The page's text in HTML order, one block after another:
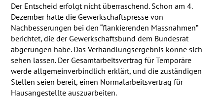
Der Entscheid erfolgt nicht überraschend. Schon am 4.
Dezember hatte die Gewerkschaftspresse von
Nachbesserungen bei den “flankierenden Massnahmen”
berichtet, die der Gewerkschaftsbund dem Bundesrat
abgerungen habe. Das Verhandlungsergebnis könne sich
sehen lassen. Der Gesamtarbeitsvertrag für Temporäre
werde allgemeinverbindlich erklärt, und die zuständigen
Stellen seien bereit, einen Normalarbeitsvertrag für
Hausangestellte auszuarbeiten.